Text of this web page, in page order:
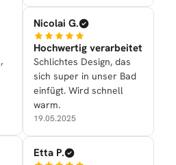
Nicolai G.
Hochwertig verarbeitet
Schlichtes Design, das
sich super in unser Bad
einfügt. Wird schnell
warm.
19.05.2025
Etta P.